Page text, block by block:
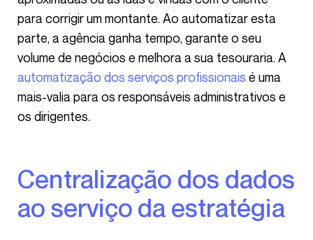
para corrigir um montante. Ao automatizar esta
parte, a agência ganha tempo, garante o seu
volume de negócios e melhora a sua tesouraria. A
automatização dos serviços profissionais é uma
mais-valia para os responsáveis administrativos e
os dirigentes.
Centralização dos dados
ao serviço da estratégia